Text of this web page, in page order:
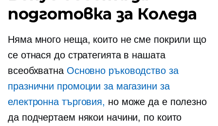
подготовка за Коледа
Няма много неща, които не сме покрили що
се отнася до стратегията в нашата
всеобхватна Основно ръководство за
празнични промоции за магазини за
електронна търговия, но може да е полезно
да подчертаем някои начини, по които